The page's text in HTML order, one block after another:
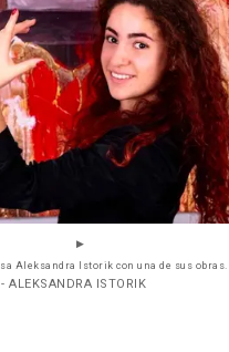
Aleksandra Istorik con una de sus obras.
- ALEKSANDRA ISTORIK